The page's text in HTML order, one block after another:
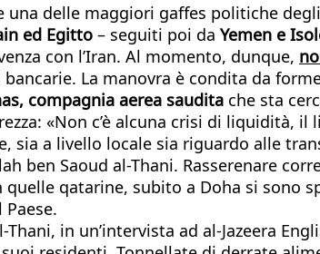
delle maggiori gaffes politiche
ed Egitto – seguiti poi da Yemen e
con l’Iran. Al momento, dunque,
La manovra è condita da
compagnia aerea saudita che sta
«Non c’è alcuna crisi di liquidità,
a livello locale sia riguardo alle
ben Saoud al-Thani. Rasserenare
qatarine, subito a Doha si sono
in un’intervista ad al-Jazeera